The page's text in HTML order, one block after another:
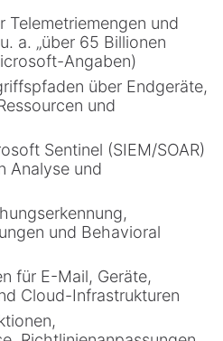
Telemetriemengen und
a. „über 65 Billionen
Angaben)
über Endgeräte,
und
Sentinel (SIEM/SOAR)
Analyse und
und Behavioral
für E-Mail, Geräte,
Cloud-Infrastrukturen